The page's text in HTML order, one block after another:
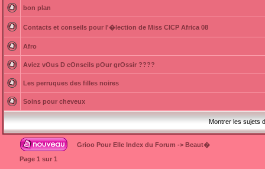
bon plan
Contacts et conseils pour l'�lection de Miss CICP Africa 08
Afro
Aviez vOus D cOnseils pOur grOssir ????
Les perruques des filles noires
Soins pour cheveux
Montrer les sujets
Grioo Pour Elle Index du Forum -> Beaut�
Page 1 sur 1